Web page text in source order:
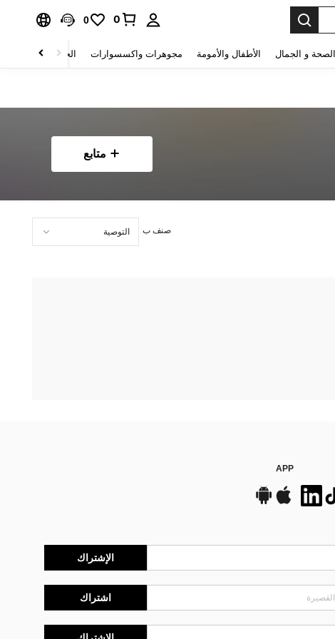
0
0
الصحة و الجمال الأطفال والأمومة مجوهرات واكسسوارات الحقائب والأمتعة
متابع
صنف ب
APP
الإشتراك
اشتراك